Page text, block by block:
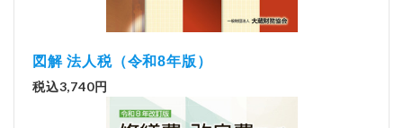
図解 法人税（令和8年版）
税込3,740円